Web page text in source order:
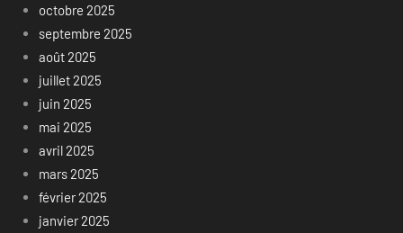
octobre 2025
septembre 2025
août 2025
juillet 2025
juin 2025
mai 2025
avril 2025
mars 2025
février 2025
janvier 2025